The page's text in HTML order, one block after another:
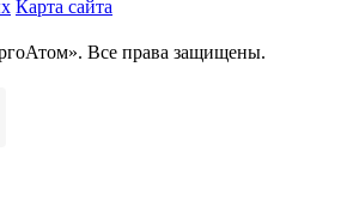
Карта сайта
Все права защищены.